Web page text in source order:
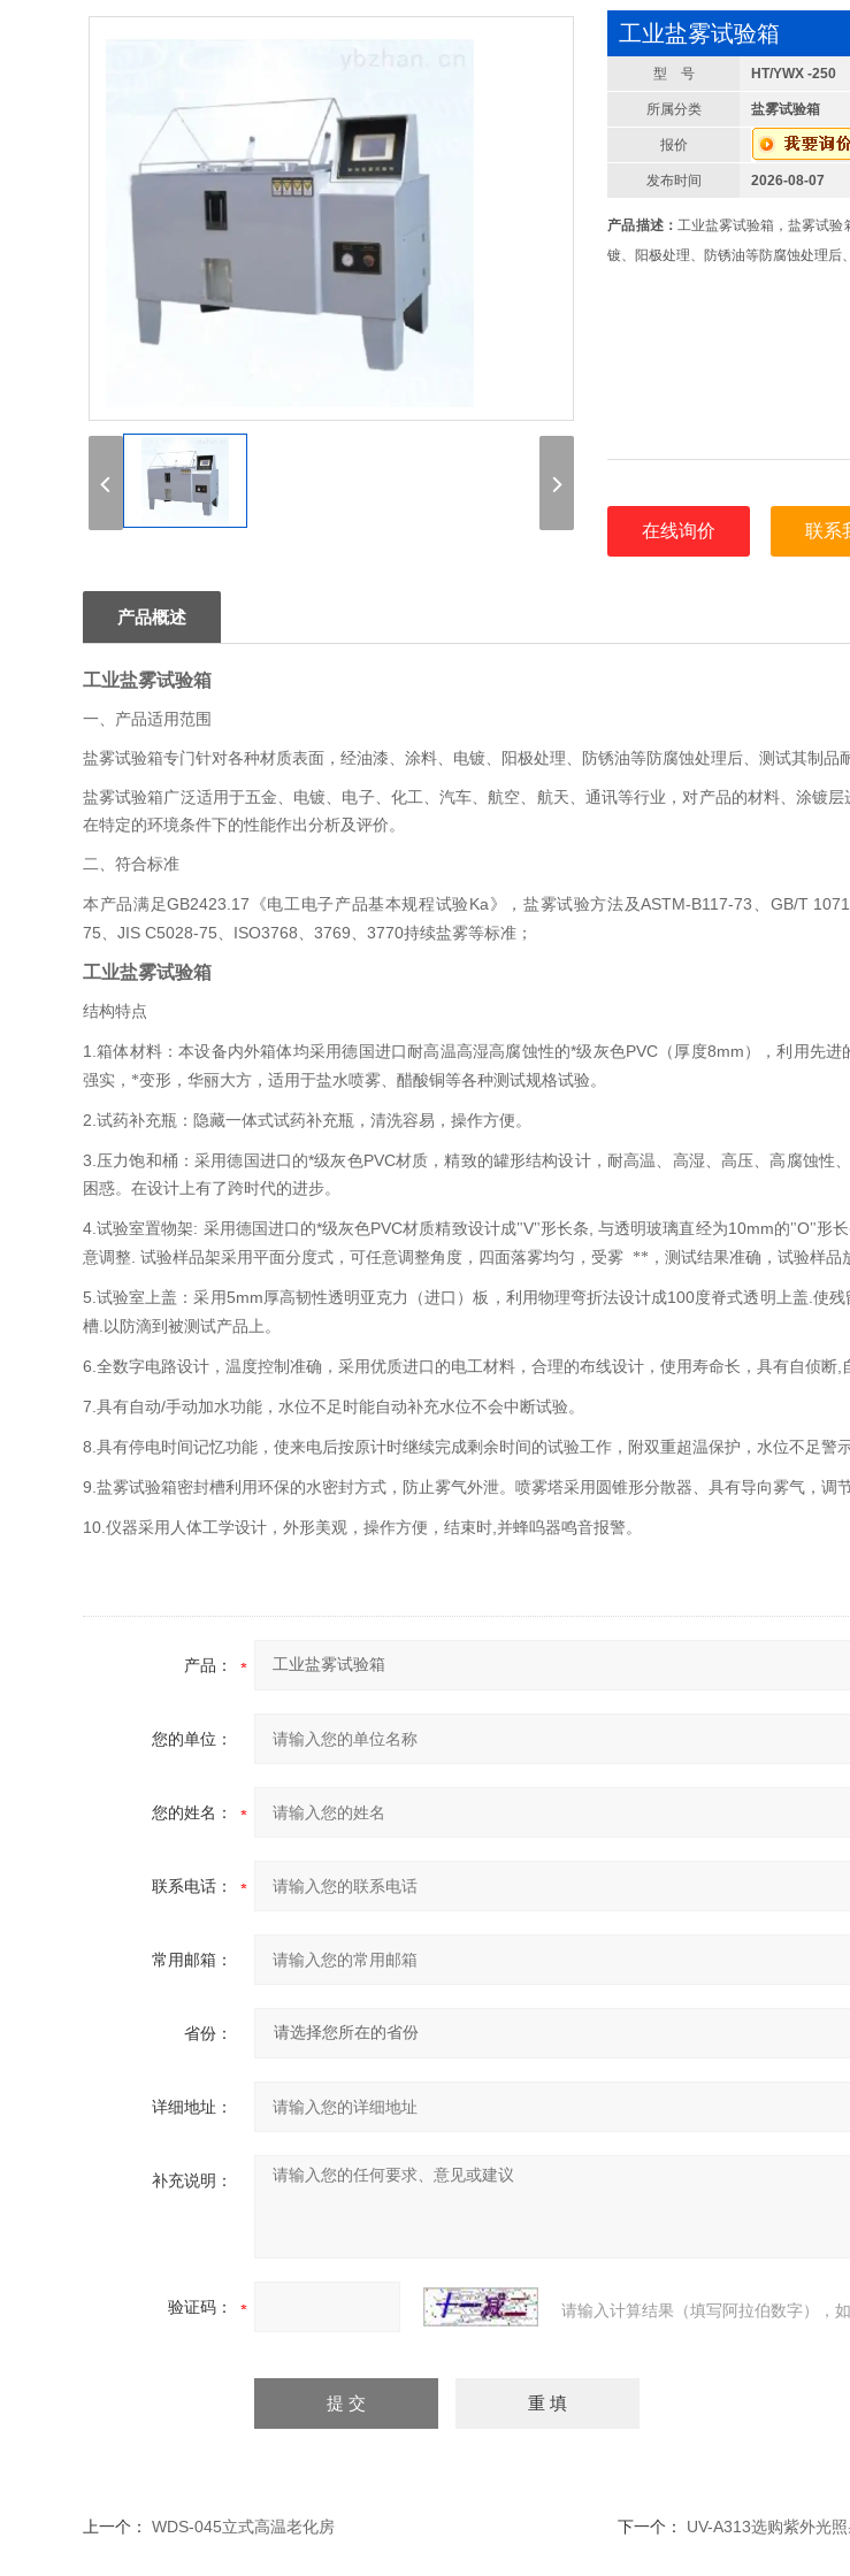
工业盐雾试验箱
型 号 HT/YWX -250
所属分类 盐雾试验箱
报价
发布时间 2026-08-07
产品描述： 工业盐雾试验箱，盐雾试
镀、阳极处理、防锈油等防腐蚀处理后
在线询价 联系
产品概述
工业盐雾试验箱
一、 产品适用范围
盐雾试验箱专门针对各种材质表面，经油漆、涂料、电镀、阳极处理、防锈油等防腐蚀处理后、测试其制品
盐雾试验箱广泛适用于五金、电镀、电子、化工、汽车、航空、航天、通讯等行业，对产品的材料、涂镀
在特定的环境条件下的性能作出分析及评价。
二、符合标准
本产品满足GB2423.17 《电工电子产品基本规程试验Ka 》，盐雾试验方法及ASTM-B117-73 、 GB/T
75、 JIS C5028-75、 ISO3768、 3769、 3770持续盐雾等标准；
工业盐雾试验箱
结构特点
1. 箱体材料：本设备内外箱体均采用德国进口耐高温高湿高腐蚀性的*级灰色PVC （厚度8mm ），利用先进
强实，*变形，华丽大方，适用于盐水喷雾、醋酸铜等各种测试规格试验。
2. 试药补充瓶：隐藏一体式试药补充瓶，清洗容易，操作方便。
3. 压力饱和桶：采用德国进口的*级灰色PVC材质，精致的罐形结构设计，耐高温、高湿、高压、高腐蚀性
困惑。在设计上有了跨时代的进步。
4. 试验室置物架: 采用德国进口的*级灰色PVC材质精致设计成"V"形长条 ,与透明玻璃直经为10mm的"O"形
意调整 试验样品架采用平面分度式，可任意调整角度，四面落雾均匀，受雾 **，测试结果准确，试验样品
5. 试验室上盖：采用 5mm厚高韧性透明亚克力（进口）板，利用物理弯折法设计成100度脊式透明上盖 使残
槽 以防滴到被测试产品上。
6. 全数字电路设计，温度控制准确，采用优质进口的电工材料，合理的布线设计，使用寿命长，具有自侦断
7. 具有自动/手动加水功能，水位不足时能自动补充水位不会中断试验。
8. 具有停电时间记忆功能，使来电后按原计时继续完成剩余时间的试验工作，附双重超温保护，水位不足警
9. 盐雾试验箱密封槽利用环保的水密封方式，防止雾气外泄。喷雾塔采用圆锥形分散器、具有导向雾气，调
10. 仪器采用人体工学设计，外形美观，操作方便，结束时 并蜂呜器鸣音报警。
产品：
您的单位：
您的姓名：
联系电话：
常用邮箱：
省份：
详细地址：
补充说明：
验证码： 请输入计算结果（填写阿拉伯数字），
上一个： WDS-045立式高温老化房 下一个： UV-A313选购紫外光